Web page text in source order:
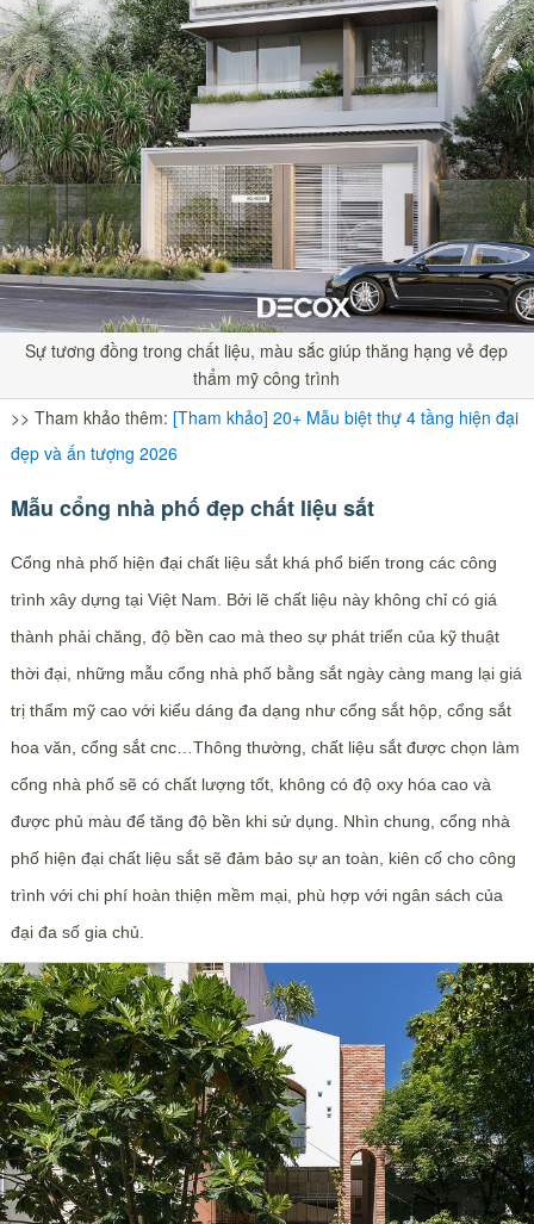
Sự tương đồng trong chất liệu, màu sắc giúp thăng hạng vẻ đẹp
thẩm mỹ công trình
>> Tham khảo thêm: [Tham khảo] 20+ Mẫu biệt thự 4 tầng hiện đại
đẹp và ấn tượng 2026
Mẫu cổng nhà phố đẹp chất liệu sắt
Cổng nhà phố hiện đại chất liệu sắt khá phổ biến trong các công
trình xây dựng tại Việt Nam. Bởi lẽ chất liệu này không chỉ có giá
thành phải chăng, độ bền cao mà theo sự phát triển của kỹ thuật
thời đại, những mẫu cổng nhà phố bằng sắt ngày càng mang lại giá
trị thẩm mỹ cao với kiểu dáng đa dạng như cổng sắt hộp, cổng sắt
hoa văn, cổng sắt cnc…Thông thường, chất liệu sắt được chọn làm
cổng nhà phố sẽ có chất lượng tốt, không có độ oxy hóa cao và
được phủ màu để tăng độ bền khi sử dụng. Nhìn chung, cổng nhà
phố hiện đại chất liệu sắt sẽ đảm bảo sự an toàn, kiên cố cho công
trình với chi phí hoàn thiện mềm mại, phù hợp với ngân sách của
đại đa số gia chủ.